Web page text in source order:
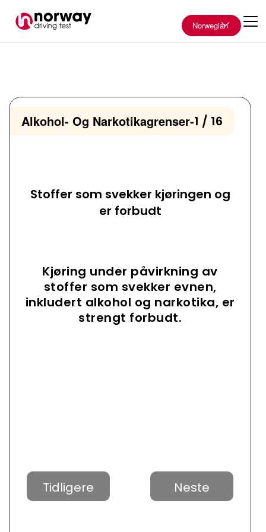
Norwegian
Alkohol- Og Narkotikagrenser-1 / 16
Stoffer som svekker kjøringen og
er forbudt
Kjøring under påvirkning av
stoffer som svekker evnen,
inkludert alkohol og narkotika, er
strengt forbudt.
Tidligere Neste